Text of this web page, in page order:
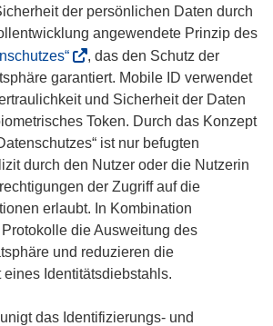
n
e
t
i
n
n
e
u
e
m
F
e
n
t
der persönlichen Daten durch
angewendete Prinzip des
(
ö
f
f
n
e
t
i
n
n
e
e
, das den Schutz der
garantiert. Mobile ID verwendet
und Sicherheit der Daten
Token. Durch das Konzept
ist nur befugten
durch den Nutzer oder die Nutzerin
der Zugriff auf die
erlaubt. In Kombination
die Ausweitung des
und reduzieren die
Identitätsdiebstahls.
das Identifizierungs- und